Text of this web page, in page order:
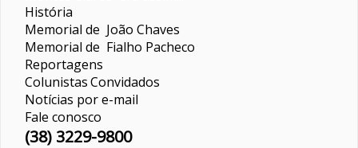
História
Memorial de João Chaves
Memorial de Fialho Pacheco
Reportagens
ColunistasConvidados
Notícias por e-mail
Fale conosco
(38) 3229-9800